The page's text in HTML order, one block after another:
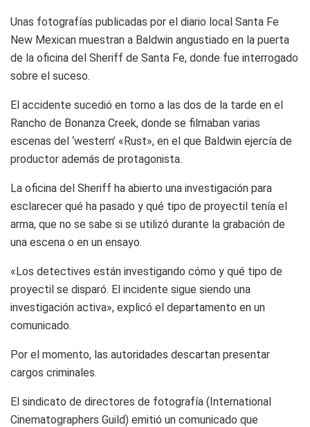
Unas fotografías publicadas por el diario local Santa Fe
New Mexican muestran a Baldwin angustiado en la puerta
de la oficina del Sheriff de Santa Fe, donde fue interrogado
sobre el suceso.
El accidente sucedió en torno a las dos de la tarde en el
Rancho de Bonanza Creek, donde se filmaban varias
escenas del ‘western’ «Rust», en el que Baldwin ejercía de
productor además de protagonista.
La oficina del Sheriff ha abierto una investigación para
esclarecer qué ha pasado y qué tipo de proyectil tenía el
arma, que no se sabe si se utilizó durante la grabación de
una escena o en un ensayo.
«Los detectives están investigando cómo y qué tipo de
proyectil se disparó. El incidente sigue siendo una
investigación activa», explicó el departamento en un
comunicado.
Por el momento, las autoridades descartan presentar
cargos criminales.
El sindicato de directores de fotografía (International
Cinematographers Guild) emitió un comunicado que